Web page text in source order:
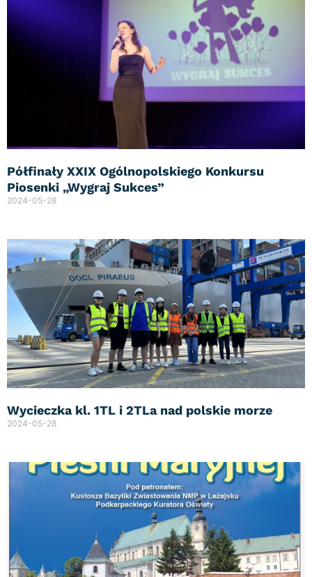
Półfinały XXIX Ogólnopolskiego Konkursu
Piosenki „Wygraj Sukces”
2024-05-28
Wycieczka kl. 1TL i 2TLa nad polskie morze
2024-05-28